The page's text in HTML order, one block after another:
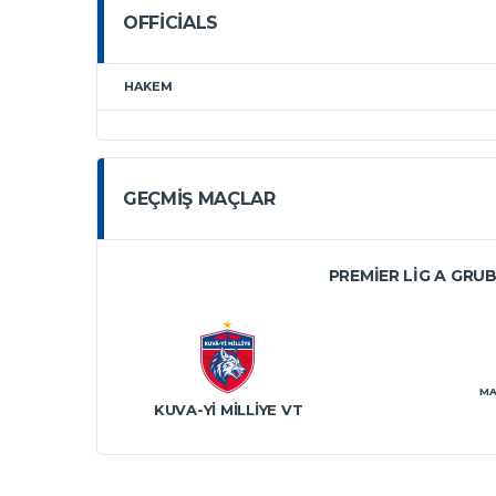
OFFICIALS
HAKEM
GEÇMIŞ MAÇLAR
PREMIER LIG A
KUVA-YI MILLIYE VT